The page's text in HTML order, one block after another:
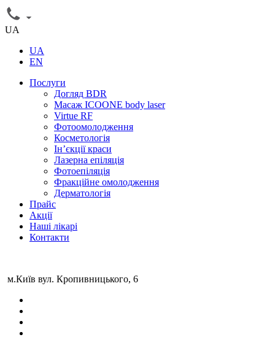
UA
UA
EN
Послуги
Догляд BDR
Масаж ICOONE body laser
Virtue RF
Фотоомолодження
Косметологія
Інʼєкції краси
Лазерна епіляція
Фотоепіляція
Фракційне омолодження
Дерматологія
Прайс
Акції
Наші лікарі
Контакти
м.Київ вул. Кропивницького, 6